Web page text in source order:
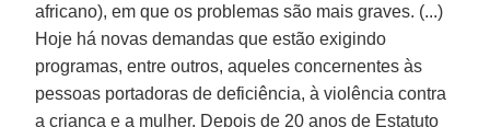
africano), em que os problemas são mais graves. (...)
Hoje há novas demandas que estão exigindo
programas, entre outros, aqueles concernentes às
pessoas portadoras de deficiência, à violência contra
a criança e a mulher. Depois de 20 anos de Estatuto